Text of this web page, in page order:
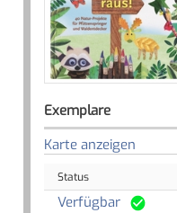
Exemplare
Karte anzeigen
Status
Verfügbar